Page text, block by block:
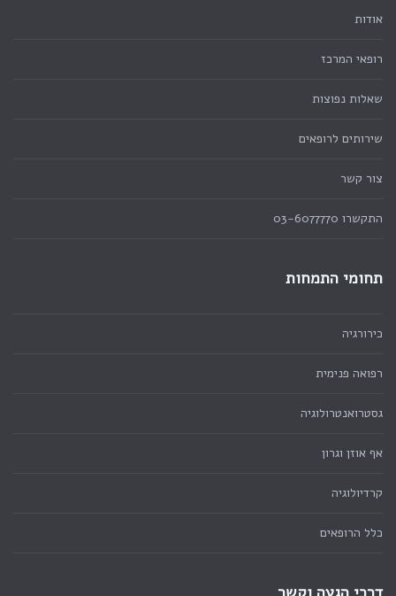
אודות
רופאי המרכז
שאלות נפוצות
שירותים לרופאים
צור קשר
התקשרו 03-6077770
תחומי התמחות
כירורגיה
רפואה פנימית
גסטרואנטרולוגיה
אף אוזן וגרון
קרדיולוגיה
כלל הרופאים